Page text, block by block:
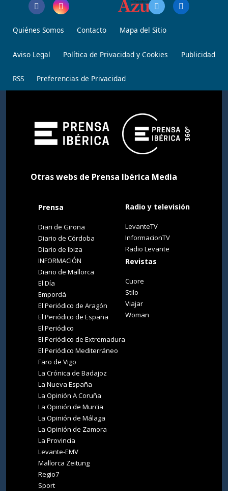
Quiénes Somos Contacto Mapa del Sitio
Aviso Legal Política de Privacidad y Cookies Publicidad
RSS Preferencias de Privacidad
Otras webs de Prensa Ibérica Media
Prensa
Diari de Girona
Diario de Córdoba
Diario de Ibiza
INFORMACIÓN
Diario de Mallorca
El Día
Empordà
El Periódico de Aragón
El Periódico de España
El Periódico
El Periódico de Extremadura
El Periódico Mediterráneo
Faro de Vigo
La Crónica de Badajoz
La Nueva España
La Opinión A Coruña
La Opinión de Murcia
La Opinión de Málaga
La Opinión de Zamora
La Provincia
Levante-EMV
Mallorca Zeitung
Regio7
Sport
Radio y televisión
LevanteTV
InformacionTV
Radio Levante
Revistas
Cuore
Stilo
Viajar
Woman